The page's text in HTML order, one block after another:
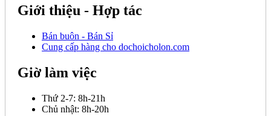
Giới thiệu - Hợp tác
Bán buôn - Bán Sỉ
Cung cấp hàng cho dochoicholon.com
Giờ làm việc
Thứ 2-7: 8h-21h
Chủ nhật: 8h-20h